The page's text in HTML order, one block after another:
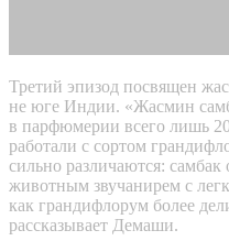
Третий эпизод посвящен
не юге Индии. «Жасмин
в парфюмерии всего лишь 20
работали с сортом
сильно различаются:
животным звучанирем с
как грандифлорум более
рассказывает Демаши.